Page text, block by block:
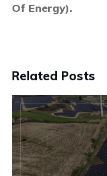
Of Energy).
Related Posts